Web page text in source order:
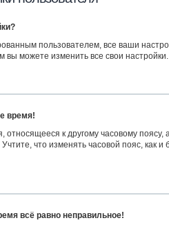
пользователем, все ваши
вы можете изменить все свои настройки.
время!
к другому часовому
что изменять часовой пояс, как
всё равно неправильное!